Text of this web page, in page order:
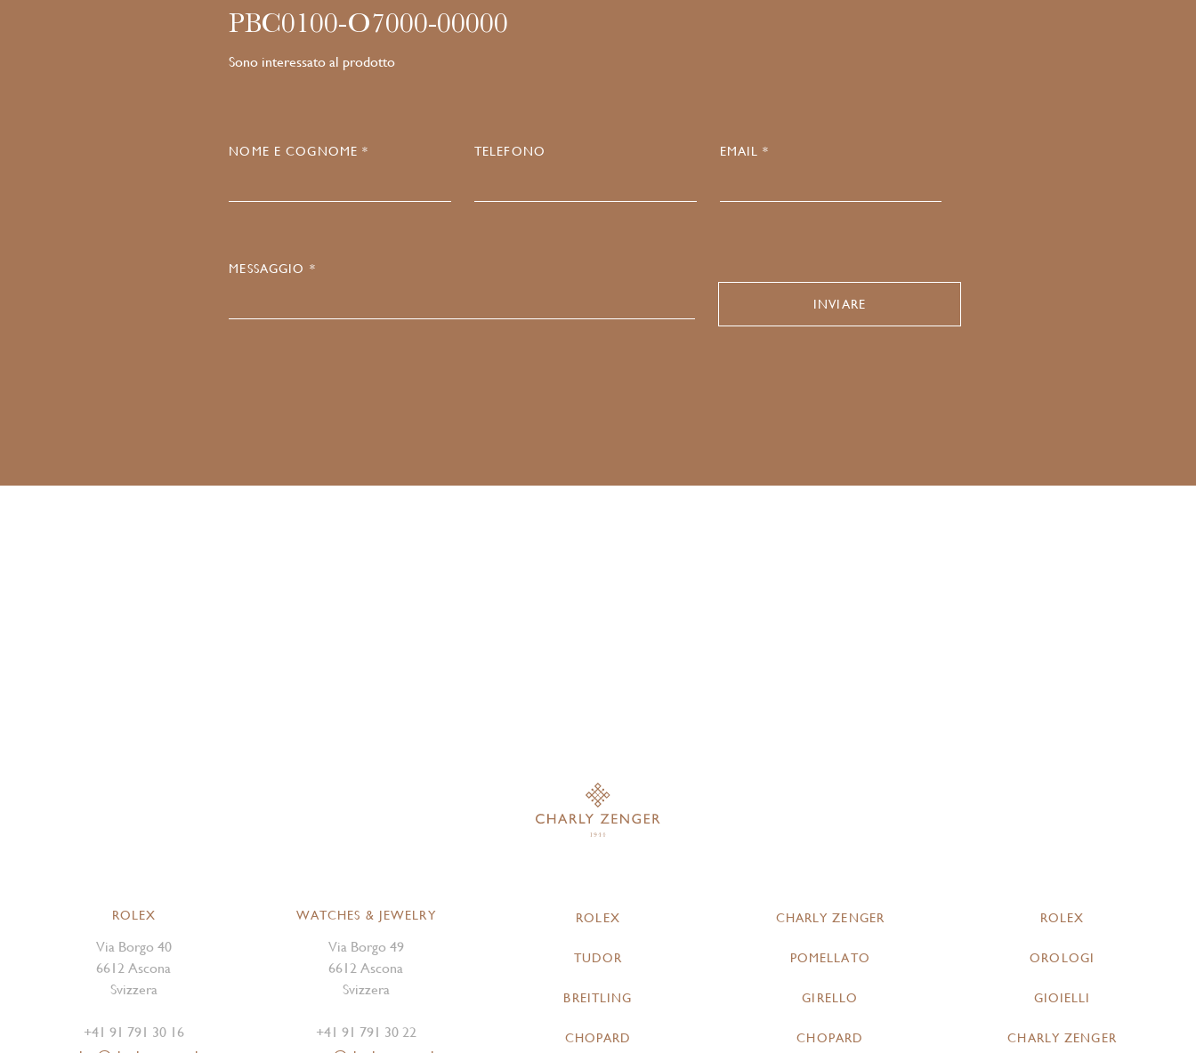
PBC0100-O7000-00000
Sono interessato al prodotto
NOME E COGNOME * TELEFONO EMAIL *
MESSAGGIO *
ROLEX
Via Borgo 40
6612 Ascona
Svizzera
+41 91 791 30 16
WATCHES & JEWELRY
Via Borgo 49
6612 Ascona
Svizzera
+41 91 791 30 22
ROLEX
TUDOR
BREITLING
CHOPARD
CHARLY ZENGER
POMELLATO
GIRELLO
CHOPARD
ROLEX
OROLOGI
GIOIELLI
CHARLY ZENGER